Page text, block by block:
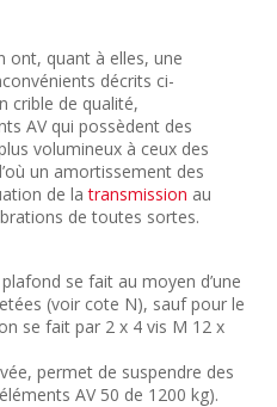
ont, quant à elles, une
décrits ci-
crible de qualité,
AV qui possèdent des
volumineux à ceux des
un amortissement des
de latransmission au
de toutes sortes.
se fait au moyen d’une
(voir cote N), sauf pour le
se fait par 2 x 4 vis M 12 x
permet de suspendre des
AV 50 de 1200 kg).